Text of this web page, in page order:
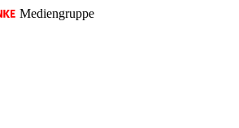
Mediengruppe